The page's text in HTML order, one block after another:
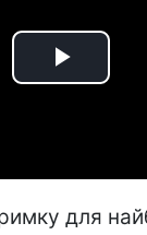
Play
для